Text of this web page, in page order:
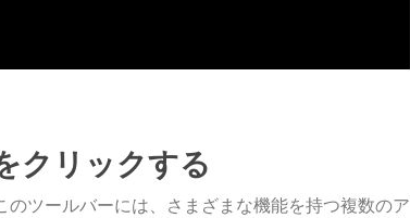
クリックする
ツールバーには、さまざまな機能を持つ複数のア